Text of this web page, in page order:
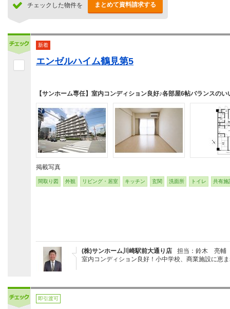
チェックした物件を まとめて資料請求する
新着
エンゼルハイム鶴見第5
【サンホーム専任】室内コンディション良好♪各部屋6帖バランスのい
掲載写真
間取り図 外観 リビング・居室 キッチン 玄関 洗面所 トイレ 共有施
(株)サンホーム川崎駅前大通り店
担当：鈴木 亮輔
室内コンディション良好！小中学校、商業施設に恵
即引渡可